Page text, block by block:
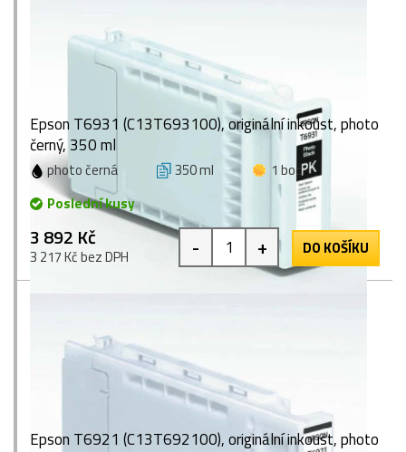
Epson T6931 (C13T693100), originální inkoust, photo
černý, 350 ml
photo černá 350 ml
1 bod
Poslední kusy
3 892 Kč
3 217 Kč bez DPH - + DO KOŠÍKU
Epson T6921 (C13T692100), originální inkoust, photo